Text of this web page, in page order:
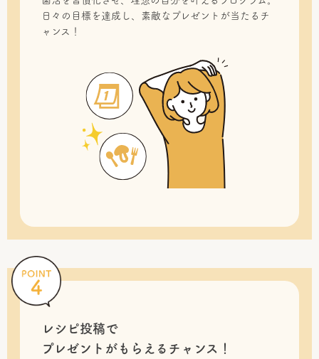
日々の目標を達成し、素敵なプレゼントが当たるチ
ャンス！
レシピ投稿で
プレゼントがもらえるチャンス！